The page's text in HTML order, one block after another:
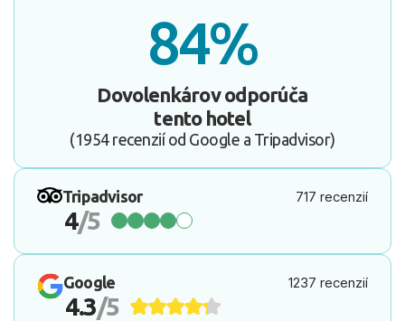
84%
Dovolenkárov odporúča
tento hotel
(1954 recenzií od Google a Tripadvisor)
Tripadvisor 717 recenzií
4/5
Google 1237 recenzií
4.3/5